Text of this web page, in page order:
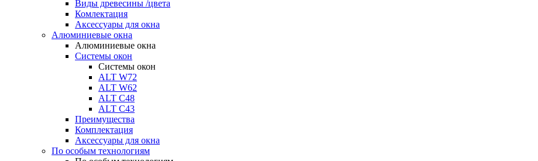
Виды древесины /цвета
Комлектация
Аксессуары для окна
Алюминиевые окна
Алюминиевые окна
Системы окон
Системы окон
ALT W72
ALT W62
ALT С48
ALT С43
Преимущества
Комплектация
Аксессуары для окна
По особым технологиям